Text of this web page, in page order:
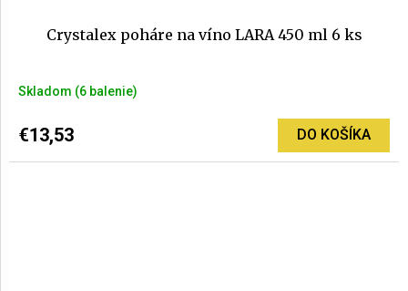
Crystalex poháre na víno LARA 450 ml 6 ks
Skladom (6 balenie)
€13,53 DO KOŠÍKA